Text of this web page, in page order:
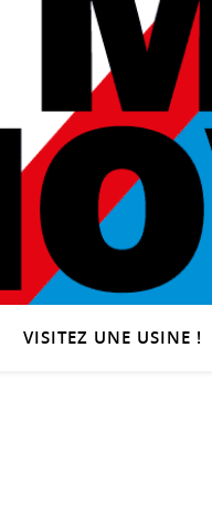
VISITEZ UNE USINE !